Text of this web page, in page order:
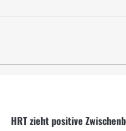
HRT zieht positive